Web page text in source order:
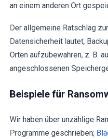
an einem anderen Ort
Der allgemeine Ratschlag
Datensicherheit lautet,
Orten aufzubewahren, z. B.
angeschlossenen
Beispiele für
Wir haben über unzählige
Programme geschrieben;